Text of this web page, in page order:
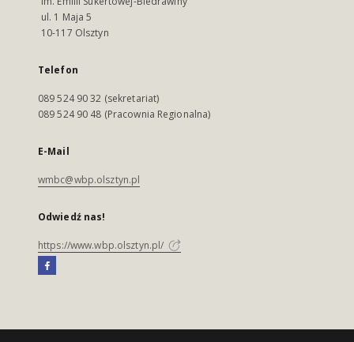
ul. 1 Maja 5
10-117 Olsztyn
Telefon
089 524 90 32 (sekretariat)
089 524 90 48 (Pracownia Regionalna)
E-Mail
wmbc@wbp.olsztyn.pl
Odwiedź nas!
https://www.wbp.olsztyn.pl/